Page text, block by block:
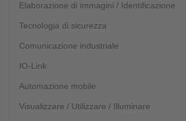
Elaborazione di immagini / Identificazione
Tecnologia di sicurezza
Comunicazione industriale
IO-Link
Automazione mobile
Visualizzare / Utilizzare / Illuminare